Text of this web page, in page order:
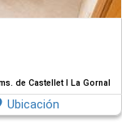
de Castellet I La Gornal
Ubicación